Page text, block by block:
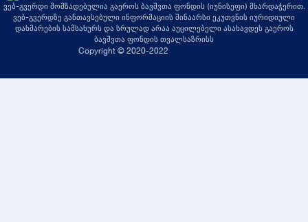
ვებ-გვერდი მომზადებულია გაეროს ბავშვთა ფონდის (იუნისეფი) მხარდაჭერით.
ვებ-გვერდზე განთავსებული ინფორმაციის შინაარსი ეკუთვნის იურიდიული
დახმარების სამსახურს და სრულად არაა აუცილებელი ასახავდეს გაეროს
ბავშვთა ფონდის თვალსაზრისს
Copyright © 2020-2022